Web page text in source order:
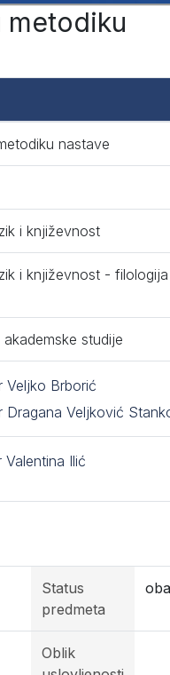
metodiku
nastave
i književnost
i književnost -
studije
Veljko Brborić
Dragana Veljković
Valentina Ilić
Status
predmeta
Oblik